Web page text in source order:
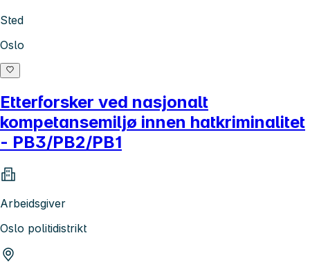
Sted
Oslo
Etterforsker ved nasjonalt
kompetansemiljø innen hatkriminalitet
- PB3/PB2/PB1
Arbeidsgiver
Oslo politidistrikt